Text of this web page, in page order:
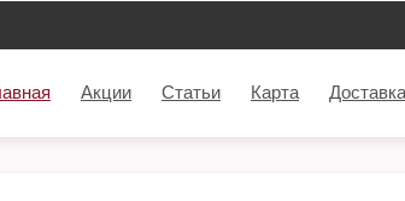
Акции Статьи Карта